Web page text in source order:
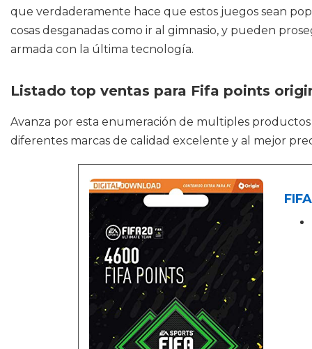
que verdaderamente hace que estos juegos sean
cosas desganadas como ir al gimnasio, y pueden
armada con la última tecnología.
Listado top ventas para Fifa points
Avanza por esta enumeración de multiples
diferentes marcas de calidad excelente y al mejor